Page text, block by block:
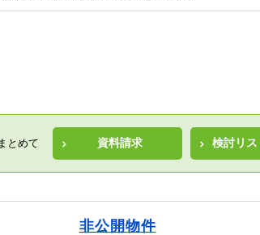
とめて 資料請求 検討リ
非公開物件